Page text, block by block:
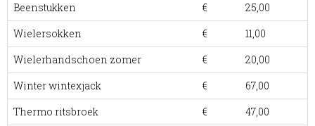
Beenstukken
€ 25,00
Wielersokken
€ 11,00
Wielerhandschoen zomer
€ 20,00
Winter wintexjack
€ 67,00
Thermo ritsbroek
€ 47,00